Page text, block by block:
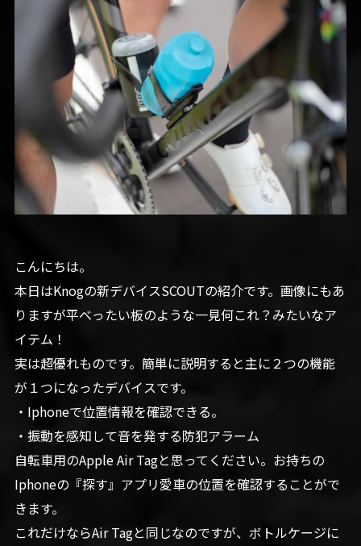
こんにちは。
本日はKnogの新デバイスSCOUTの紹介です。画像にもあ
りますが平べったい板のような一見何これ？みたいなア
イテム！
実は超優れものです。簡単に説明すると主に２つの機能
が１つになったデバイスです。
・Iphoneで位置情報を確認できる。
・振動を感知して音を発する防犯アラーム
自転車用のApple Air Tagと思ってください。お持ちの
Iphoneの『探す』アプリ愛車の位置を確認することがで
きます。
これだけならAir Tagと同じなのですが、ボトルケージに